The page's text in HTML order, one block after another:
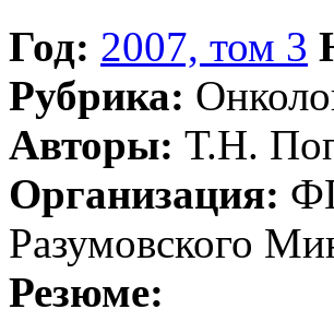
Год: 2007, том 3
Рубрика:
Авторы: Т.Н.
Организация:
Разумовского
Резюме: